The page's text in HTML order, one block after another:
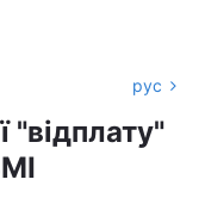
рус
"відплату"